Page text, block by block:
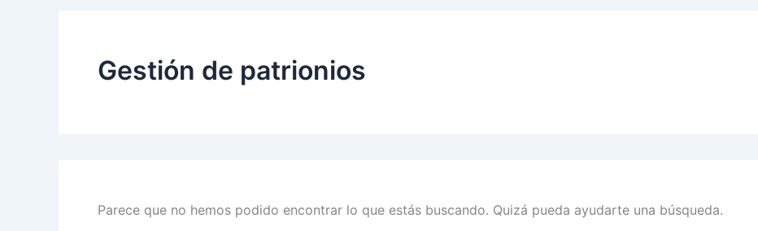
Gestión de patrionios
Parece que no hemos podido encontrar lo que estás buscando. Quizá pueda ayudarte una búsqueda.